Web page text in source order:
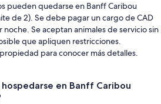
pueden quedarse en Banff Caribou
de 2). Se debe pagar un cargo de CAD
Se aceptan animales de servicio sin
que apliquen restricciones.
para conocer más detalles.
en Banff Caribou